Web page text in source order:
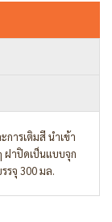
การเติมสี นำเข้า
ฝาปิดเป็นแบบจุก
รจุ 300 มล.